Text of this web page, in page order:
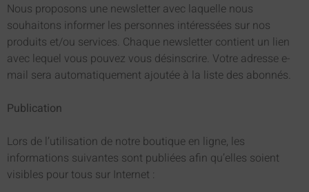
Nous proposons une newsletter avec laquelle nous
souhaitons informer les personnes intéressées sur nos
produits et/ou services. Chaque newsletter contient un lien
avec lequel vous pouvez vous désinscrire. Votre adresse e-
mail sera automatiquement ajoutée à la liste des abonnés.
Publication
Lors de l’utilisation de notre boutique en ligne, les
informations suivantes sont publiées afin qu’elles soient
visibles pour tous sur Internet :